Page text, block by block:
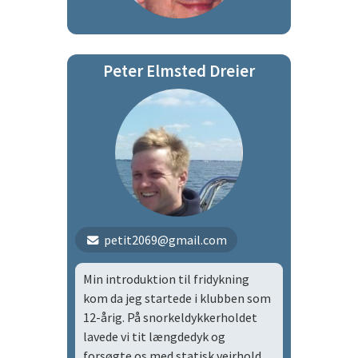
Peter Elmsted Dreier
petit2069@gmail.com
Min introduktion til fridykning
kom da jeg startede i klubben som
12-årig. På snorkeldykkerholdet
lavede vi tit længdedyk og